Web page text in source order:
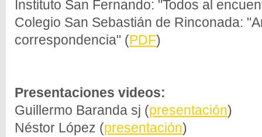
Instituto San Fernando: "Todos al
Colegio San Sebastián de Rinconada:
correspondencia" (PDF)
Presentaciones videos:
Guillermo Baranda sj (presentación)
Néstor López (presentación)